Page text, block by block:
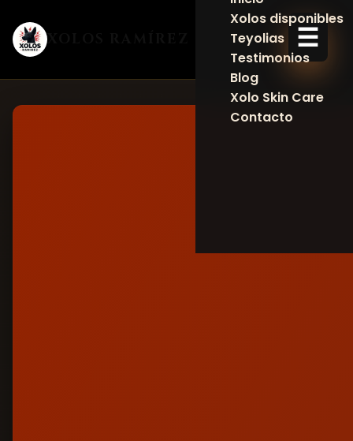
☰
Xolos disponibles
Teyolias
Testimonios
Blog
Xolo Skin Care
Contacto